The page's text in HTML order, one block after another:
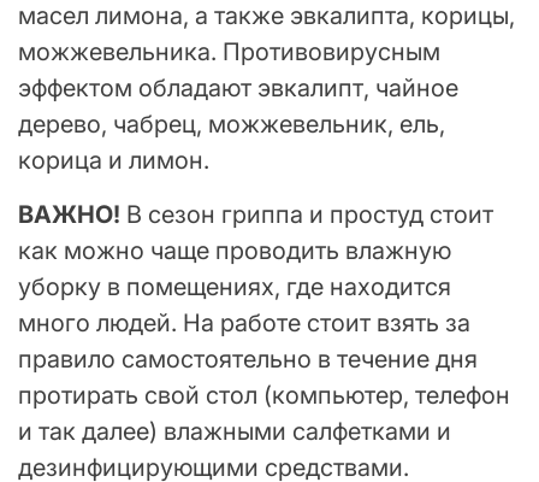
масел лимона, а также эвкалипта, корицы,
можжевельника. Противовирусным
эффектом обладают эвкалипт, чайное
дерево, чабрец, можжевельник, ель,
корица и лимон.
ВАЖНО! В сезон гриппа и простуд стоит
как можно чаще проводить влажную
уборку в помещениях, где находится
много людей. На работе стоит взять за
правило самостоятельно в течение дня
протирать свой стол (компьютер, телефон
и так далее) влажными салфетками и
дезинфицирующими средствами.